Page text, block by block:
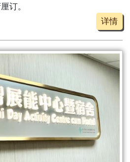
订。
详情